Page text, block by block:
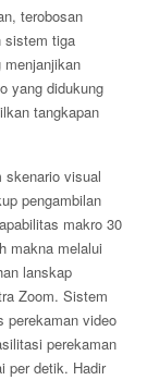
terobosan
sistem tiga
menjanjikan
yang didukung
tangkapan
skenario visual
pengambilan
makro 30
makna melalui
lanskap
Zoom. Sistem
perekaman video
perekaman
per detik. Hadir